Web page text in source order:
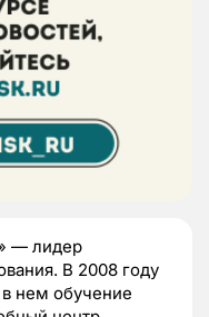
— лидер
В 2008 году
нем обучение